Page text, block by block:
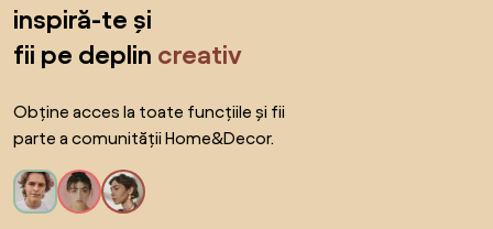
inspiră-te și
fii pe deplin creativ
Obține acces la toate funcțiile și fii
parte a comunității Home&Decor.